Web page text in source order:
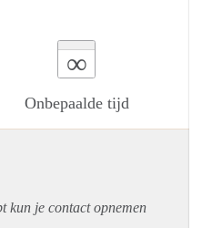
∞
Onbepaalde tijd
kun je contact opnemen